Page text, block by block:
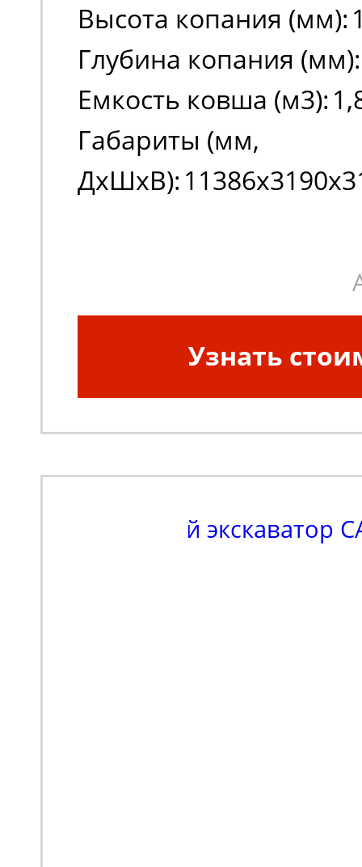
Высота копания (мм):
Глубина копания (мм):
Емкость ковша (м3):
Габариты (мм,
ДxШxВ):
Узнать